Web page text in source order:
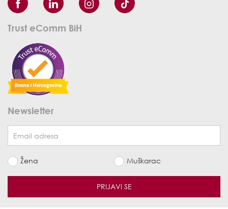
Trust eComm BiH
Newsletter
Žena Muškarac
PRIJAVI SE